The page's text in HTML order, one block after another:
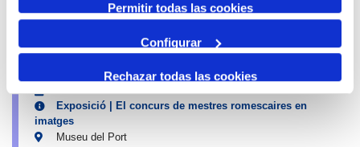
Permitir todas las cookies
Configurar
Rechazar todas las cookies
23 Agost 2026
26 Juny 2026
Exposició | El concurs de mestres romescaires en
imatges
Museu del Port